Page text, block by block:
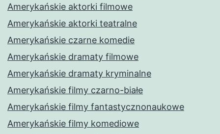
Amerykańskie aktorki filmowe
Amerykańskie aktorki teatralne
Amerykańskie czarne komedie
Amerykańskie dramaty filmowe
Amerykańskie dramaty kryminalne
Amerykańskie filmy czarno-białe
Amerykańskie filmy fantastycznonaukowe
Amerykańskie filmy komediowe